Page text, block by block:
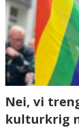
Nei, vi
kulturkrig